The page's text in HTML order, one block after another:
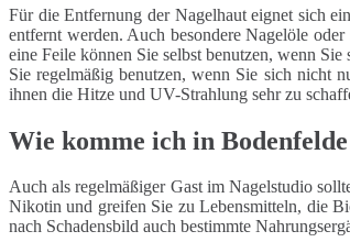
Für die Entfernung der Nagelhaut eignet sich
entfernt werden. Auch besondere Nagelöle
eine Feile können Sie selbst benutzen, wenn
Sie regelmäßig benutzen, wenn Sie sich nicht
ihnen die Hitze und UV-Strahlung sehr zu
Wie komme ich in
Auch als regelmäßiger Gast im Nagelstudio
Nikotin und greifen Sie zu Lebensmitteln, die
nach Schadensbild auch bestimmte